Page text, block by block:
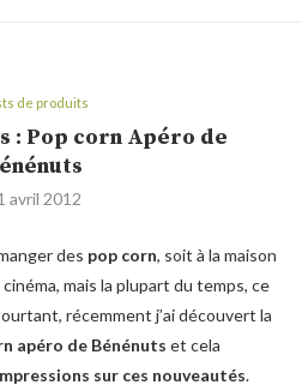
de produits
: Pop corn Apéro de
avril 2012
des pop corn, soit à la maison
mais la plupart du temps, ce
récemment j’ai découvert la
apéro de Bénénuts et cela
sur ces nouveautés.